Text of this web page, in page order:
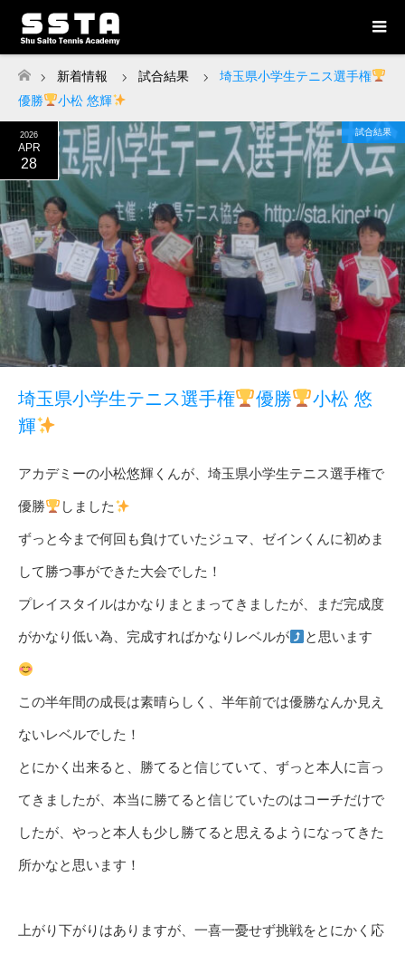
ホーム
新着情報 試合結果
埼玉県小学生テニス選手権
優勝
小松 悠輝
2026
APR
28
試合結果
埼玉県小学生テニス選手権 優勝
小松 悠
輝
アカデミーの小松悠輝くんが、埼玉県小学生テニス選手権で
優勝 しました
ずっと今まで何回も負けていたジュマ、ゼインくんに初めま
して勝つ事ができた大会でした！
プレイスタイルはかなりまとまってきましたが、まだ完成度
がかなり低い為、完成すればかなりレベルが と思います
この半年間の成長は素晴らしく、半年前では優勝なんか見え
ないレベルでした！
とにかく出来ると、勝てると信じていて、ずっと本人に言っ
てきましたが、本当に勝てると信じていたのはコーチだけで
したが、やっと本人も少し勝てると思えるようになってきた
所かなと思います！
上がり下がりはありますが、一喜一憂せず挑戦をとにかく応